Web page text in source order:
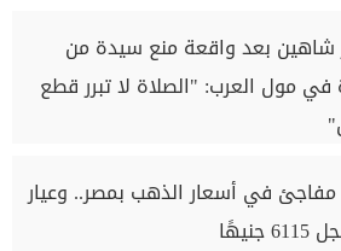
بعد واقعة منع سيدة من
في مول العرب: "الصلاة لا تبرر قطع
مفاجئ في أسعار الذهب بمصر.. وعيار